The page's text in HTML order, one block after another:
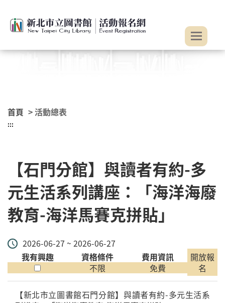
首頁 > 活動總表
:::
【石門分館】與讀者有約-多
元生活系列講座：「海洋海廢
教育-海洋馬賽克拼貼」
2026-06-27 ~ 2026-06-27
我有興趣
資格條件
不限
費用資訊
免費
開放報
名
【新北市立圖書館石門分館】與讀者有約-多元生活系